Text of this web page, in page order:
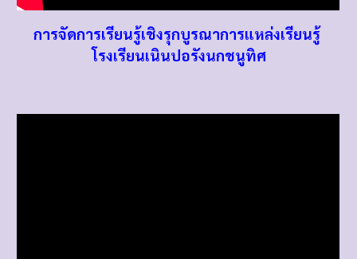
การจัดการเรียนรู้เชิงรุกบูรณาการแหล่งเรียนรู้
โรงเรียนเนินปอรังนกชนูทิศ